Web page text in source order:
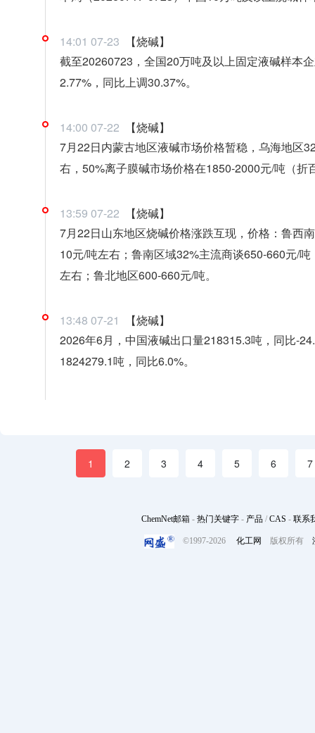
14:01 07-23
【烧碱】
截至20260723，全国20万吨及以上固定液碱样本
2.77%，同比上调30.37%。
14:00 07-22
【烧碱】
7月22日内蒙古地区液碱市场价格暂稳，乌海地区
右，50%离子膜碱市场价格在1850-2000元/吨（折
13:59 07-22
【烧碱】
7月22日山东地区烧碱价格涨跌互现，价格：鲁西
10元/吨左右；鲁南区域32%主流商谈650-660元/
左右；鲁北地区600-660元/吨。
13:48 07-21
【烧碱】
2026年6月，中国液碱出口量218315.3吨，同比-
1824279.1吨，同比6.0%。
1 2 3 4 5 6 7
ChemNet邮箱 - 热门关键字 - 产品 / CAS - 联系
©1997-2026 化工网 版权所有